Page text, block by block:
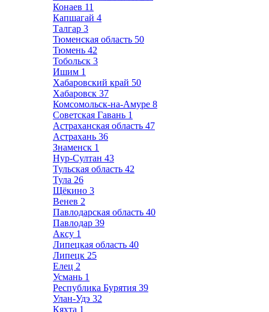
Конаев 11
Капшагай 4
Талгар 3
Тюменская область 50
Тюмень 42
Тобольск 3
Ишим 1
Хабаровский край 50
Хабаровск 37
Комсомольск-на-Амуре 8
Советская Гавань 1
Астраханская область 47
Астрахань 36
Знаменск 1
Нур-Султан 43
Тульская область 42
Тула 26
Щёкино 3
Венев 2
Павлодарская область 40
Павлодар 39
Аксу 1
Липецкая область 40
Липецк 25
Елец 2
Усмань 1
Республика Бурятия 39
Улан-Удэ 32
Кяхта 1